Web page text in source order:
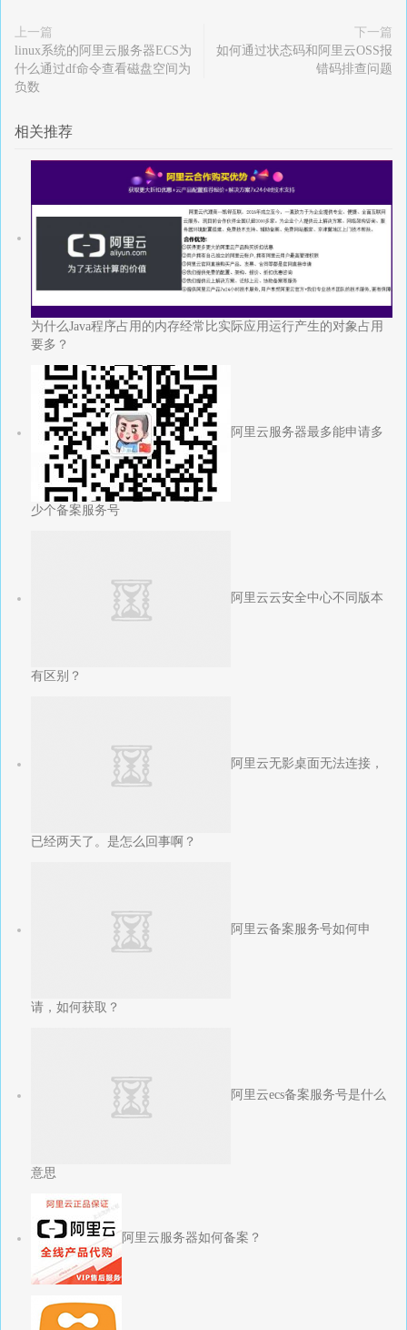
上一篇
linux系统的阿里云服务器ECS为
什么通过df命令查看磁盘空间为
负数
下一篇
如何通过状态码和阿里云OSS报
错码排查问题
相关推荐
为什么Java程序占用的内存经常比实际应用运行产生的对象占用
要多？
阿里云服务器最多能申请多
少个备案服务号
阿里云云安全中心不同版本
有区别？
阿里云无影桌面无法连接，
已经两天了。是怎么回事啊？
阿里云备案服务号如何申
请，如何获取？
阿里云ecs备案服务号是什么
意思
阿里云服务器如何备案？